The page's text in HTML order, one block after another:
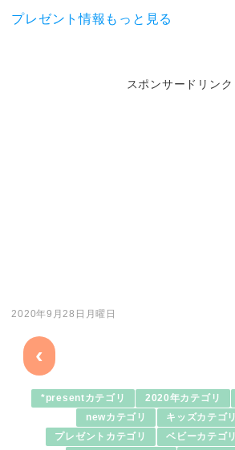
プレゼント情報もっと見る
スポンサードリンク
2020年9月28日月曜日
‹
*presentカテゴリ 2020年カテゴリ
newカテゴリ キッズカテゴリ
プレゼントカテゴリ ベビーカテゴリ